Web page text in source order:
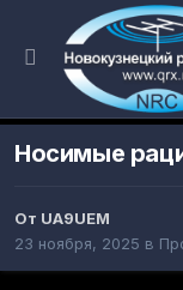
Носимые
От UA9UEM
23 ноября, 2025 в